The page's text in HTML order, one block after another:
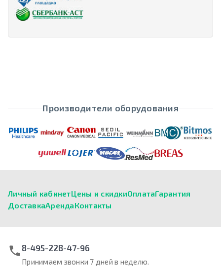
Производители оборудования
Личный кабинетЦены и скидкиОплатаГарантия
ДоставкаАрендаКонтакты
8-495-228-47-96
Принимаем звонки 7 дней в неделю.